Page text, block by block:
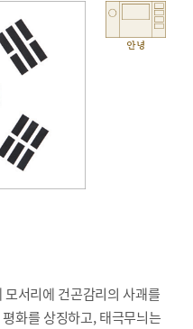
안녕
서리에 건곤감리의 사괘를
화를 상징하고, 태극무늬는